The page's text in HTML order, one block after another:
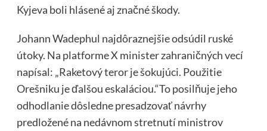
Kyjeva boli hlásené aj značné škody.
Johann Wadephul najdôraznejšie odsúdil ruské
útoky. Na platforme X minister zahraničných vecí
napísal: „Raketový teror je šokujúci. Použitie
Orešniku je ďalšou eskaláciou.“To posilňuje jeho
odhodlanie dôsledne presadzovať návrhy
predložené na nedávnom stretnutí ministrov